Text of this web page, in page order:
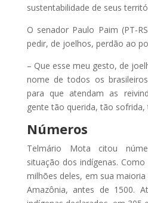
sustentabilidade de seus
O senador Paulo Paim (PT-
pedir, de joelhos, perdão ao
– Que esse meu gesto, de
nome de todos os
para que atendam as
gente tão querida, tão sofrida,
Números
Telmário Mota citou
situação dos indígenas.
milhões deles, em sua
Amazônia, antes de 1500.